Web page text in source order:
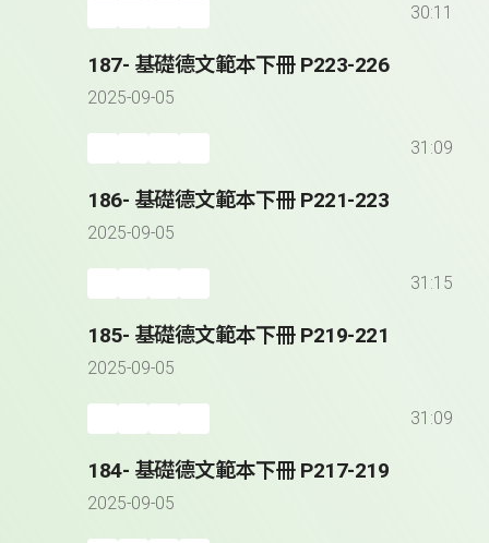
30:11
187- 基礎德文範本下冊 P223-226
2025-09-05
31:09
186- 基礎德文範本下冊 P221-223
2025-09-05
31:15
185- 基礎德文範本下冊 P219-221
2025-09-05
31:09
184- 基礎德文範本下冊 P217-219
2025-09-05